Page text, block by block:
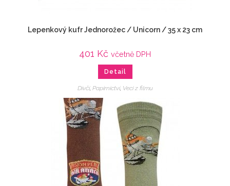
Lepenkový kufr Jednorožec / Unicorn / 35 x 23 cm
401 Kč včetně DPH
Detail
Dívčí, Papírnictví, Veci z filmu